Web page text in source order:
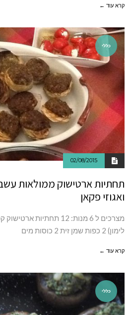
קרא עוד ←
כללי
02/08/2015
תחתיות ארטישוק ממולאות
ואגוזי פקאן
לימון) 2 כפות שמן זית 2 כוסות מים
קרא עוד ←
כללי